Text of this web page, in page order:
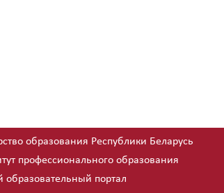
образования Республики Беларусь
профессионального образования
портал